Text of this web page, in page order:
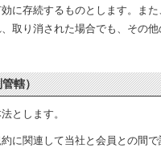
に存続するものとします。ま
取り消された場合でも、その
轄）
とします。
に関連して当社と会員との間